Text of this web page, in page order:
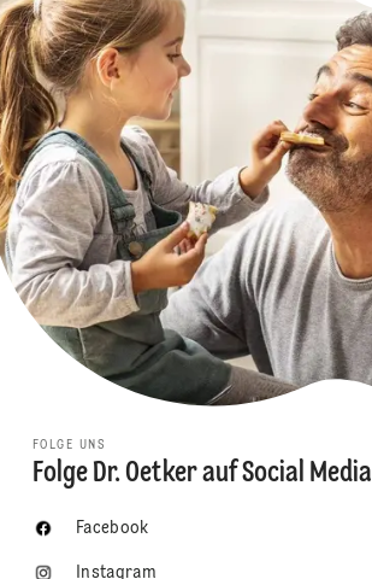
FOLGE UNS
Folge Dr. Oetker auf Social Media
Facebook
Instagram